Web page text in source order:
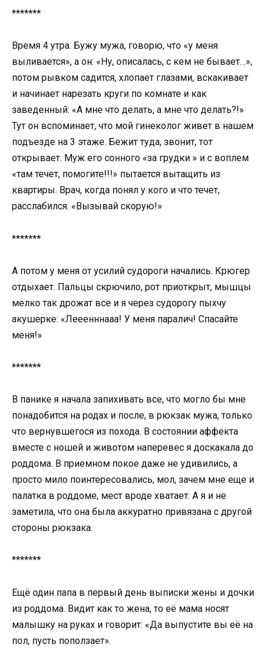
*******
Время 4 утра. Бужу мужа, говорю, что «у меня
выливается», а он: «Ну, описалась, с кем не бывает…»,
потом рывком садится, хлопает глазами, вскакивает
и начинает нарезать круги по комнате и как
заведенный: «А мне что делать, а мне что делать?!»
Тут он вспоминает, что мой гинеколог живет в нашем
подъезде на 3 этаже. Бежит туда, звонит, тот
открывает. Муж его сонного «за грудки » и с воплем
«там течет, помогите!!!» пытается вытащить из
квартиры. Врач, когда понял у кого и что течет,
расслабился: «Вызывай скорую!»
*******
А потом у меня от усилий судороги начались. Крюгер
отдыхает. Пальцы скрючило, рот приоткрыт, мышцы
мелко так дрожат все и я через судорогу пыхчу
акушерке: «Лееенннааа! У меня паралич! Спасайте
меня!»
*******
В панике я начала запихивать все, что могло бы мне
понадобится на родах и после, в рюкзак мужа, только
что вернувшегося из похода. В состоянии аффекта
вместе с ношей и животом наперевес я доскакала до
роддома. В приемном покое даже не удивились, а
просто мило поинтересовались, мол, зачем мне еще и
палатка в роддоме, мест вроде хватает. А я и не
заметила, что она была аккуратно привязана с другой
стороны рюкзака.
*******
Ещё один папа в первый день выписки жены и дочки
из роддома. Видит как то жена, то её мама носят
малышку на руках и говорит: «Да выпустите вы её на
пол, пусть поползает».